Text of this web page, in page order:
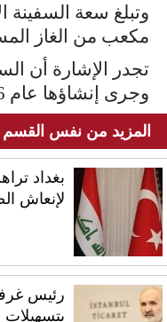
مكعب من الغاز
تجدر الإشارة أن
وجرى إنشاؤها عام 2016.
المزيد من نفس القسم
بغداد
لإنعاش
رئيس
بتسهيلات